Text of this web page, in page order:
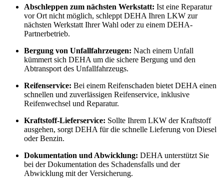
Abschleppen zum nächsten Werkstatt: Ist eine Reparatur
vor Ort nicht möglich, schleppt DEHA Ihren LKW zur
nächsten Werkstatt Ihrer Wahl oder zu einem DEHA-
Partnerbetrieb.
Bergung von Unfallfahrzeugen: Nach einem Unfall
kümmert sich DEHA um die sichere Bergung und den
Abtransport des Unfallfahrzeugs.
Reifenservice: Bei einem Reifenschaden bietet DEHA einen
schnellen und zuverlässigen Reifenservice, inklusive
Reifenwechsel und Reparatur.
Kraftstoff-Lieferservice: Sollte Ihrem LKW der Kraftstoff
ausgehen, sorgt DEHA für die schnelle Lieferung von Diesel
oder Benzin.
Dokumentation und Abwicklung: DEHA unterstützt Sie
bei der Dokumentation des Schadensfalls und der
Abwicklung mit der Versicherung.